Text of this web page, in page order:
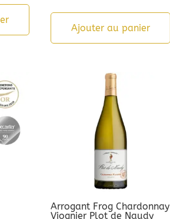
Ajouter au panier
Arrogant Frog Chardonnay
Viognier Plot de Naudy